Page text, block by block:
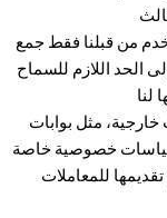
من قبلنا فقط جمع
الحد اللازم للسماح
مثل بوابات
سياسات خصوصية خاصة
للمعاملات